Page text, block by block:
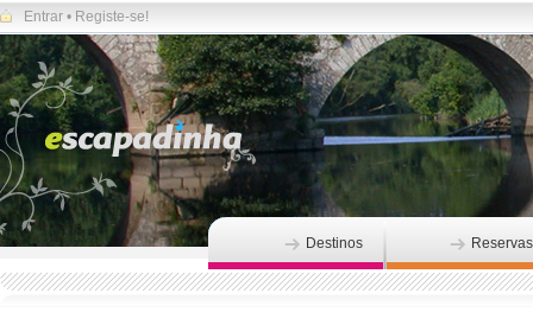
Entrar • Registe-se!
Destinos Reservas